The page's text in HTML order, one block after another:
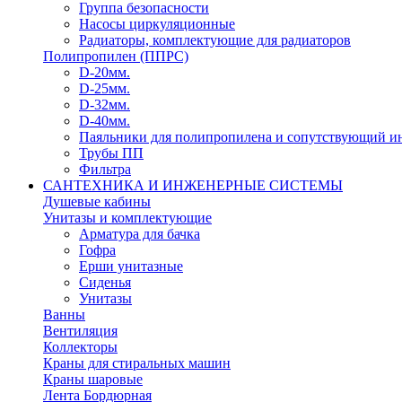
Группа безопасности
Насосы циркуляционные
Радиаторы, комплектующие для радиаторов
Полипропилен (ППРС)
D-20мм.
D-25мм.
D-32мм.
D-40мм.
Паяльники для полипропилена и сопутствующий
Трубы ПП
Фильтра
САНТЕХНИКА И ИНЖЕНЕРНЫЕ СИСТЕМЫ
Душевые кабины
Унитазы и комплектующие
Арматура для бачка
Гофра
Ерши унитазные
Сиденья
Унитазы
Ванны
Вентиляция
Коллекторы
Краны для стиральных машин
Краны шаровые
Лента Бордюрная